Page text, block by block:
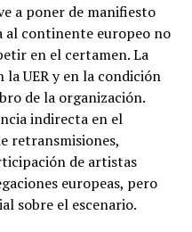
a poner de manifiesto
al continente europeo no
en el certamen. La
UER y en la condición
de la organización.
indirecta en el
retransmisiones,
de artistas
europeas, pero
sobre el escenario.